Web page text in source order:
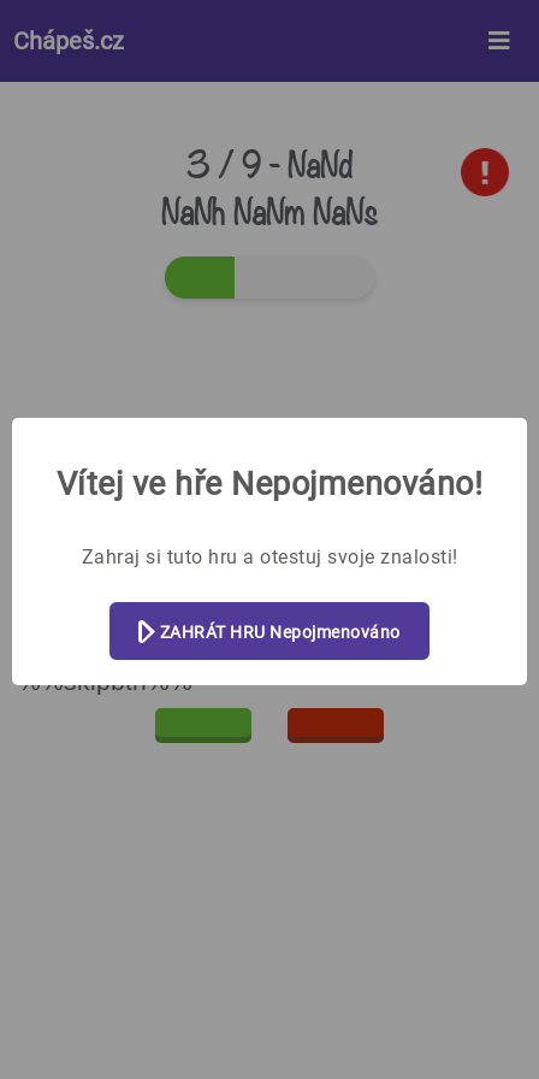
Chápeš.cz
3 / 9 -NaNd
NaNh NaNm NaNs
%%skipbtn%%
Vítej ve hře Nepojmenováno!
Zahraj si tuto hru a otestuj svoje znalosti!
ZAHRÁT HRU Nepojmenováno